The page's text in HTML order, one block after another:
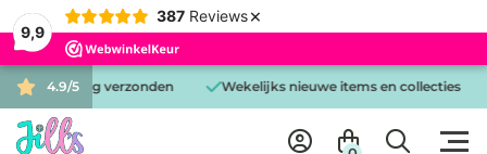
9,9
387 Reviews ×
4.9/5
dezelfde dag verzonden Wekelijks nieuwe items en collecties